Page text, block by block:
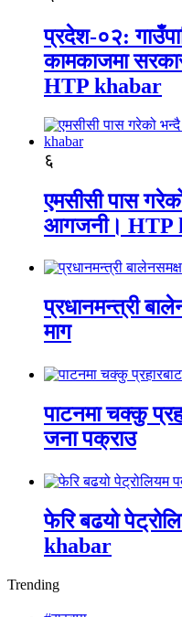
प्रदेश-०२:
कामकाजमा
HTP khabar
६
एमसीसी पास
आगजनी। HTP
प्रधानमन्त्री
माग
पाटनमा चक्कु
जना पक्राउ
फेरि बढयो
khabar
Trending